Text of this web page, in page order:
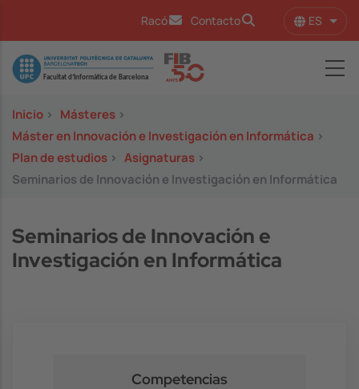
Racó Contacto ES
Image
Inicio > Másteres >
Máster en Innovación e Investigación en Informática >
Plan de estudios > Asignaturas >
Seminarios de Innovación e Investigación en Informática
Seminarios de Innovación e
Investigación en Informática
Competencias